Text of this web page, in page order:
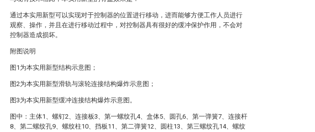
通过本实用新型可以实现对于控制器的位置进行移动，进而能够方便工作人员进行
观察、操作，并且在进行移动过程中，对控制器具有很好的缓冲保护作用，不会对
控制器造成损坏。
附图说明
图1为本实用新型结构示意图；
图2为本实用新型滑轨与滚轮连接结构爆炸示意图；
图3为本实用新型缓冲连接结构爆炸示意图。
图中：主体1、螺钉2、连接板3、第一螺纹孔4、盒体5、圆孔6、第一弹簧7、连接杆
8、第二螺纹孔9、螺纹柱10、挡板11、第二弹簧12、圆柱13、第三螺纹孔14、螺纹